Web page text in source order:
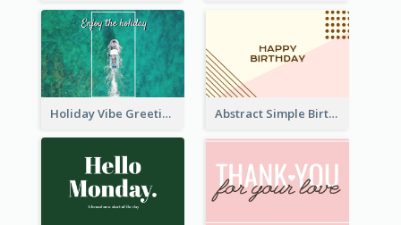
Holiday Vibe Greeting Card Abstract Simple Birthday Greeting Card